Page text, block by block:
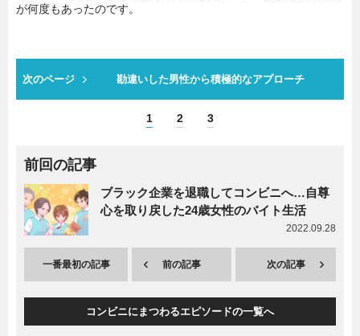
が何度もあったのです。
次のページ 勘違いした男性から積極的なアプローチ
1 2 3
前回の記事
ブラック企業を退職してコンビニへ…自尊
心を取り戻した24歳女性のバイト生活
2022.09.28
一番最初の記事 前の記事 次の記事
コンビニにまつわるエピソードの一覧へ